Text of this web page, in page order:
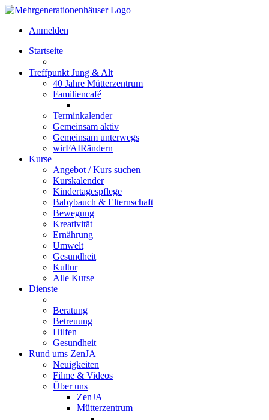
Anmelden
Startseite
Treffpunkt Jung & Alt
40 Jahre Mütterzentrum
Familiencafé
Terminkalender
Gemeinsam aktiv
Gemeinsam unterwegs
wirFAIRändern
Kurse
Angebot / Kurs suchen
Kurskalender
Kindertagespflege
Babybauch & Elternschaft
Bewegung
Kreativität
Ernährung
Umwelt
Gesundheit
Kultur
Alle Kurse
Dienste
Beratung
Betreuung
Hilfen
Gesundheit
Rund ums ZenJA
Neuigkeiten
Filme & Videos
Über uns
ZenJA
Mütterzentrum